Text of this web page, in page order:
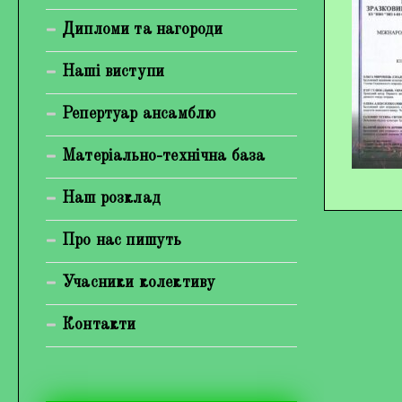
Богуненко Денис Олександрович
Гірієнко Ірина Михайлівна
Відеогалерея
Фотогалерея
Дипломи та нагороди
Наші виступи
Репертуар ансамблю
Матеріально-технічна база
Наш розклад
Про нас пишуть
Учасники колективу
Контакти